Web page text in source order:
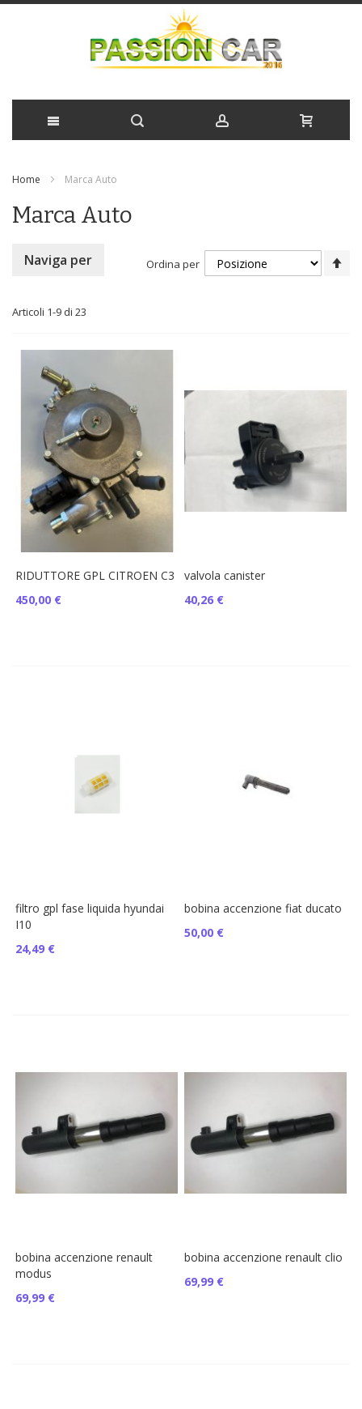
contenuto
Home Marca Auto
Marca Auto
Articoli 1-9 di 23
Ordina per
RIDUTTORE GPL CITROEN C3
450,00 €
valvola canister
40,26 €
filtro gpl fase liquida hyundai
I10
24,49 €
bobina accenzione fiat ducato
50,00 €
bobina accenzione renault
modus
69,99 €
bobina accenzione renault clio
69,99 €
Naviga per